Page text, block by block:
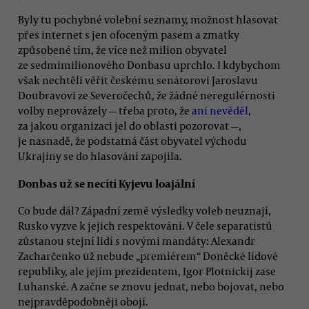
Byly tu pochybné volební seznamy, možnost hlasovat
přes internet s jen ofoceným pasem a zmatky
způsobené tím, že více než milion obyvatel
ze sedmimilionového Donbasu uprchlo. I kdybychom
však nechtěli věřit českému senátorovi Jaroslavu
Doubravovi ze Severočechů, že žádné neregulérnosti
volby neprovázely — třeba proto, že ani nevěděl,
za jakou organizaci jel do oblasti pozorovat —,
je nasnadě, že podstatná část obyvatel východu
Ukrajiny se do hlasování zapojila.
Donbas už se necítí Kyjevu loajální
Co bude dál? Západní země výsledky voleb neuznají,
Rusko vyzve k jejich respektování. V čele separatistů
zůstanou stejní lidí s novými mandáty: Alexandr
Zacharčenko už nebude „premiérem“ Doněcké lidové
republiky, ale jejím prezidentem, Igor Plotnickij zase
Luhanské. A začne se znovu jednat, nebo bojovat, nebo
nejpravděpodobněji obojí.